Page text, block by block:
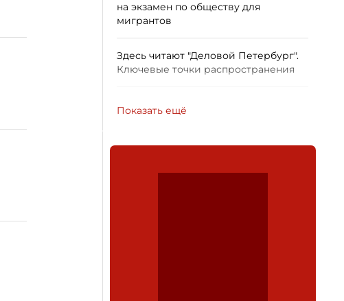
на экзамен по обществу для
мигрантов
Здесь читают "Деловой Петербург".
Ключевые точки распространения
Показать ещё